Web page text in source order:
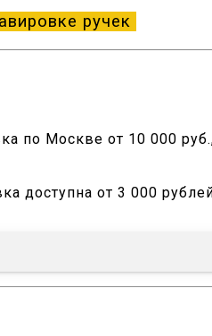
ручек
по Москве от 10 000
доступна от 3 000